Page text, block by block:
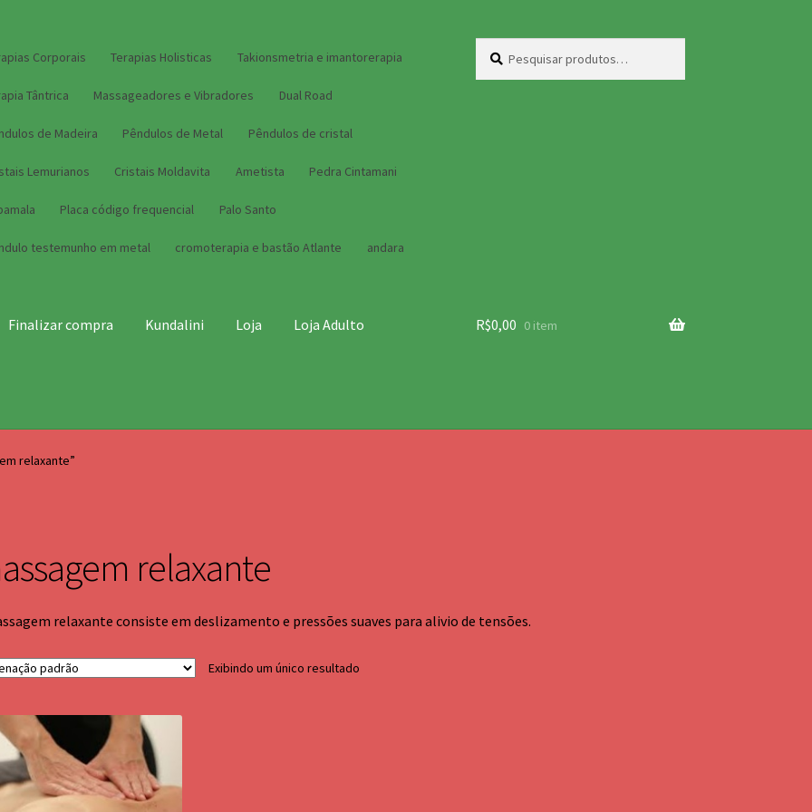
Corporais Terapias Holisticas Takionsmetria e imantorerapia
Tântrica Massageadores e Vibradores Dual Road
de Madeira Pêndulos de Metal Pêndulos de cristal
Lemurianos Cristais Moldavita Ametista Pedra Cintamani
Placa código frequencial Palo Santo
testemunho em metal cromoterapia e bastão Atlante andara
por:
Finalizar compra Kundalini Loja Loja Adulto R$0,00 0 item
relaxante”
relaxante
relaxante consiste em deslizamento e pressões suaves para alivio de tensões.
Exibindo um único resultado